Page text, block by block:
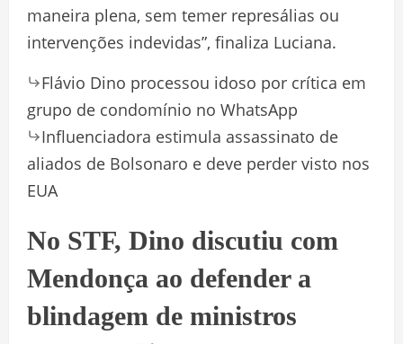
maneira plena, sem temer represálias ou
intervenções indevidas”, finaliza Luciana.
Flávio Dino processou idoso por crítica em
grupo de condomínio no WhatsApp
Influenciadora estimula assassinato de
aliados de Bolsonaro e deve perder visto nos
EUA
No STF, Dino discutiu com
Mendonça ao defender a
blindagem de ministros